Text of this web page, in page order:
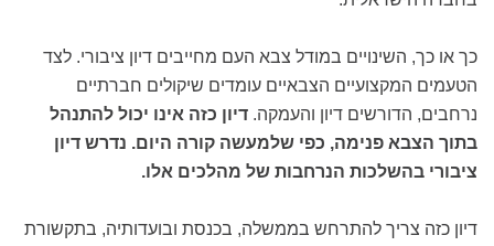
כך או כך, השינויים במודל צבא העם מחייבים דיון ציבורי. לצד
הטעמים המקצועיים הצבאיים עומדים שיקולים חברתיים
נרחבים, הדורשים דיון והעמקה. דיון כזה אינו יכול להתנהל
בתוך הצבא פנימה, כפי שלמעשה קורה היום. נדרש דיון
ציבורי בהשלכות הנרחבות של מהלכים אלו.
דיון כזה צריך להתרחש בממשלה, בכנסת ובועדותיה, בתקשורת